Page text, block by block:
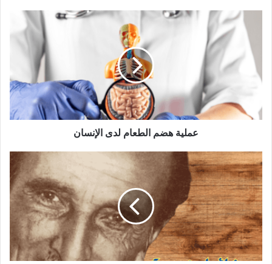
هضم
الطعام
لدى
الإنسان
عملية هضم الطعام لدى الإنسان
ميخائيل
نعيمة